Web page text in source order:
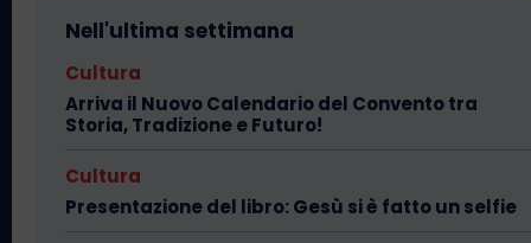
Nell'ultima settimana
Cultura
Arriva il Nuovo Calendario del Convento tra
Storia, Tradizione e Futuro!
Cultura
Presentazione del libro: Gesù si è fatto un selfie